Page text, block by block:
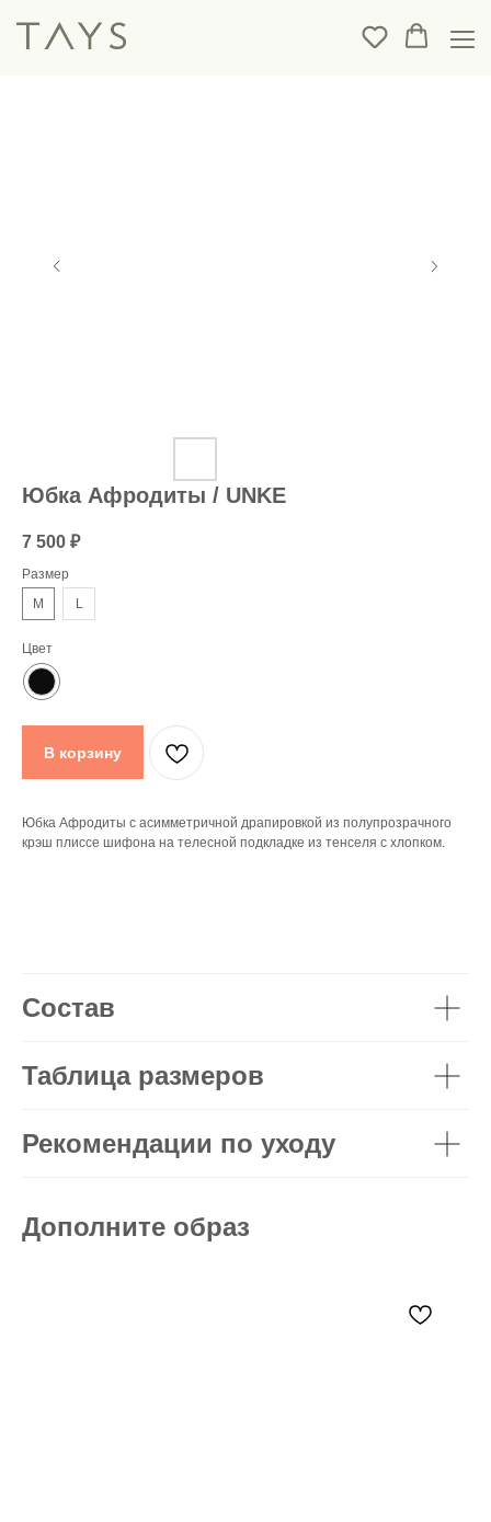
Юбка Афродиты / UNKE
7 500 ₽
Размер
M
L
Цвет
В корзину
Юбка Афродиты с асимметричной драпировкой из полупрозрачного
крэш плиссе шифона на телесной подкладке из тенселя с хлопком.
Состав
Таблица размеров
Рекомендации по уходу
Дополните образ